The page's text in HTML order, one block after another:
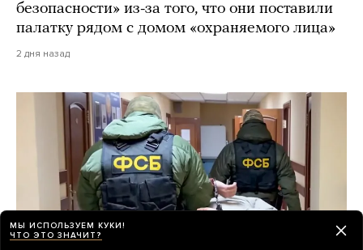
безопасности» из-за того, что они поставили
палатку рядом с домом «охраняемого лица»
2 дня назад
МЫ ИСПОЛЬЗУЕМ КУКИ!
ЧТО ЭТО ЗНАЧИТ?